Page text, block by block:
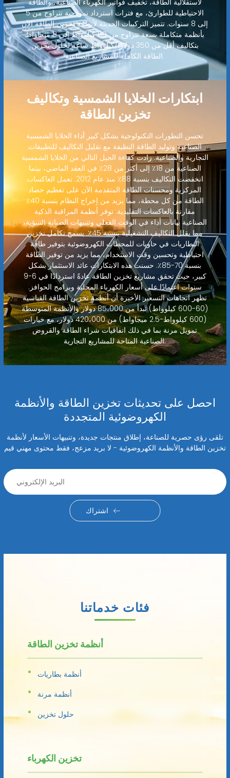
لاستقلالية الطاقة، تخفيف فواتير الكهرباء الصناعية، والطاقة
الاحتياطية للطوارئ، مع فترات استرداد نموذجية تتراوح من 5
إلى 8 سنوات. تتميز التركيبات الحديثة لأنظمة تخزين الطاقة الآن
بأنظمة متكاملة بسعة تتراوح من 80 كيلوواط إلى 8 ميجاواط
بتكاليف أقل من 350 دولارًا/كيلوواط ساعة لحلول تخزين
الطاقة الكاملة للمشاريع الصناعية.
ابتكارات الخلايا الشمسية وتكاليف
تخزين الطاقة
تحسن التطورات التكنولوجية بشكل كبير أداء الخلايا الشمسية
الصناعية وتوليد الطاقة النظيفة مع تقليل التكاليف للتطبيقات
التجارية والصناعية. زادت كفاءة الجيل التالي من الخلايا الشمسية
الصناعية من 18٪ إلى أكثر من 28٪ في العقد الماضي، بينما
انخفضت التكاليف بنسبة 88٪ منذ عام 2012. تعمل العاكسات
المركزية ومحسنات الطاقة المتقدمة الآن على تعظيم حصاد
الطاقة من كل محطة، مما يزيد من إخراج النظام بنسبة 40٪
مقارنة بالعاكسات التقليدية. توفر أنظمة المراقبة الذكية
الصناعية بيانات أداء في الوقت الفعلي وتنبيهات الصيانة التنبؤية،
مما يقلل التكاليف التشغيلية بنسبة 45٪. يسمح تكامل تخزين
البطاريات في حاويات للمحطات الكهروضوئية بتوفير طاقة
احتياطية وتحسين وقت الاستخدام، مما يزيد من توفير الطاقة
بنسبة 70-85٪. حسنت هذه الابتكارات عائد الاستثمار بشكل
كبير، حيث تحقق مشاريع تخزين الطاقة عادةً استردادًا في 6-9
سنوات اعتمادًا على أسعار الكهرباء المحلية وبرامج الحوافز.
تظهر اتجاهات التسعير الأخيرة أن أنظمة تخزين الطاقة القياسية
(60-600 كيلوواط) تبدأ من 85،000 دولار والأنظمة المتوسطة
(600 كيلوواط-2.5 ميجاواط) من 420،000 دولار، مع خيارات
تمويل مرنة بما في ذلك اتفاقيات شراء الطاقة والقروض
الصناعية المتاحة للمشاريع التجارية.
احصل على تحديثات تخزين الطاقة والأنظمة
الكهروضوئية المتجددة
تلقى رؤى حصرية للصناعة، إطلاق منتجات جديدة، وتنبيهات الأسعار لأنظمة
تخزين الطاقة والأنظمة الكهروضوئية - لا بريد مزعج، فقط محتوى مهني قيم
اشتراك
فئات خدماتنا
أنظمة تخزين الطاقة
أنظمة بطاريات
أنظمة مرنة
حلول تخزين
تخزين الكهرباء